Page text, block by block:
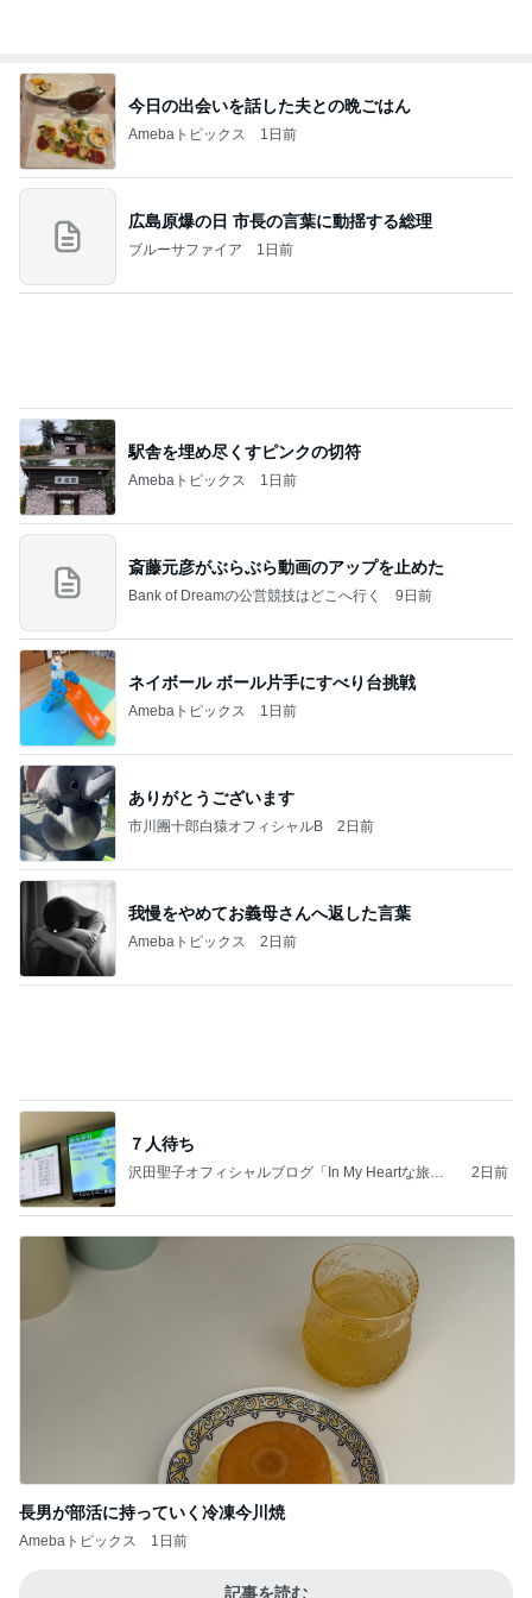
ネイボール ボール片手にすべり台挑戦
ありがとうございます
７人待ち
長男が部活に持っていく冷凍今川焼